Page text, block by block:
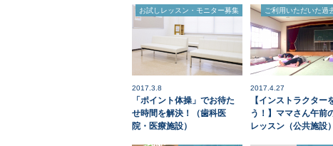
お試しレッスン・モニター募集
2017.3.8
「ポイント体操」でお待た
せ時間を解決！（歯科医
院・医療施設）
ご利用いただいた過
2017.4.27
【インストラクター
う！】ママさん午前
レッスン（公共施設）